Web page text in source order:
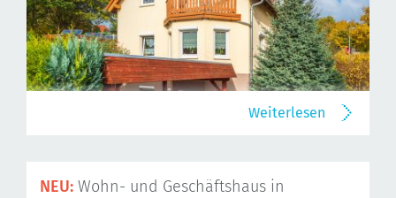
Weiterlesen
NEU: Wohn- und Geschäftshaus in